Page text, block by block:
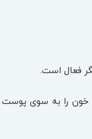
فعال است.
خون را به سوی